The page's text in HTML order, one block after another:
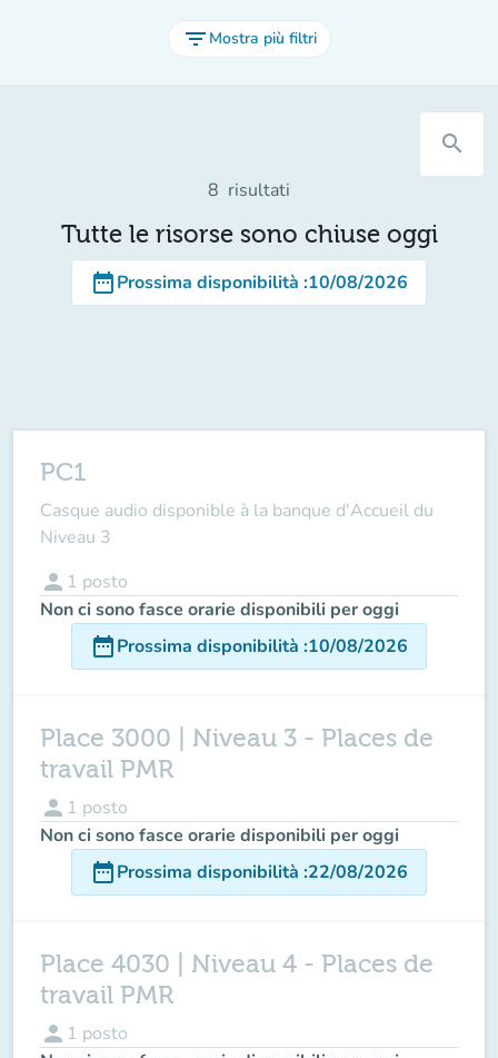
filter_list Mostra più filtri
search
8 risultati
Tutte le risorse sono chiuse oggi
date_rangeProssima disponibilità :10/08/2026
PC1
Casque audio disponible à la banque d'Accueil du
Niveau 3
person 1 posto
Non ci sono fasce orarie disponibili per oggi
date_rangeProssima disponibilità :10/08/2026
Place 3000 | Niveau 3 - Places de
travail PMR
person 1 posto
Non ci sono fasce orarie disponibili per oggi
date_rangeProssima disponibilità :22/08/2026
Place 4030 | Niveau 4 - Places de
travail PMR
person 1 posto